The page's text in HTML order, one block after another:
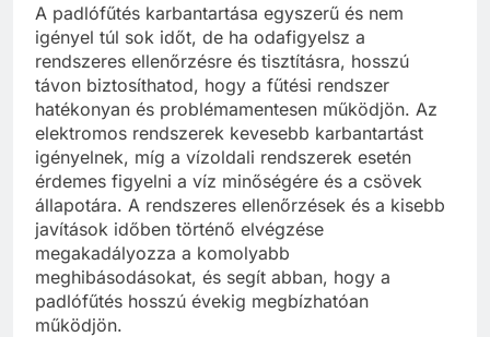
A padlófűtés karbantartása egyszerű és nem
igényel túl sok időt, de ha odafigyelsz a
rendszeres ellenőrzésre és tisztításra, hosszú
távon biztosíthatod, hogy a fűtési rendszer
hatékonyan és problémamentesen működjön. Az
elektromos rendszerek kevesebb karbantartást
igényelnek, míg a vízoldali rendszerek esetén
érdemes figyelni a víz minőségére és a csövek
állapotára. A rendszeres ellenőrzések és a kisebb
javítások időben történő elvégzése
megakadályozza a komolyabb
meghibásodásokat, és segít abban, hogy a
padlófűtés hosszú évekig megbízhatóan
működjön.